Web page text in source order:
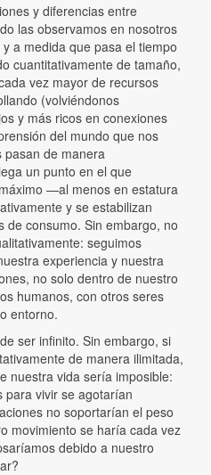
y diferencias entre
las observamos en nosotros
a medida que pasa el tiempo
cuantitativamente de tamaño,
vez mayor de recursos
(volviéndonos
y más ricos en conexiones
del mundo que nos
pasan de manera
un punto en el que
—al menos en estatura
y se estabilizan
de consumo. Sin embargo, no
seguimos
experiencia y nuestra
no solo dentro de nuestro
humanos, con otros seres
entorno.
ser infinito. Sin embargo, si
de manera ilimitada,
nuestra vida sería imposible:
para vivir se agotarían
no soportarían el peso
movimiento se haría cada vez
debido a nuestro